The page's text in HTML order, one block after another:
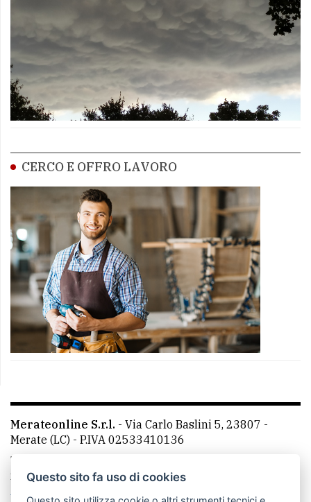
CERCO E OFFRO LAVORO
Merateonline S.r.l. - Via Carlo Baslini 5, 23807 -
Merate (LC) - P.IVA 02533410136
Telefono:
mail: redazione@merateonline.it
La redazione
CasateOnline LeccoOnline RSS
Questo sito fa uso di cookies